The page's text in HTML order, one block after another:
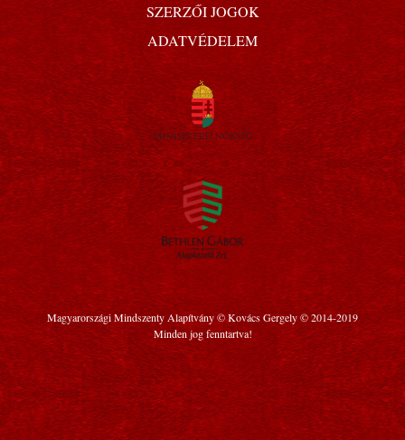
SZERZŐI JOGOK
ADATVÉDELEM
Magyarországi Mindszenty Alapítvány © Kovács Gergely © 2014-2019
Minden jog fenntartva!